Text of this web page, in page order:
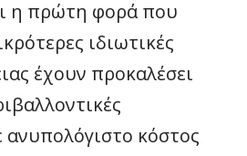
η πρώτη φορά που
ιδιωτικές
έχουν προκαλέσει
ανυπολόγιστο κόστος